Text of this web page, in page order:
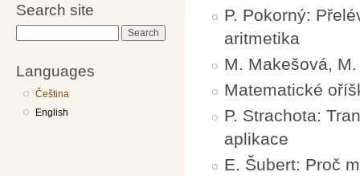
Search site
Languages
Čeština
English
P. Pokorný:
aritmetika
M. Makešová,
Matematické
P. Strachota:
aplikace
E. Šubert: Proč